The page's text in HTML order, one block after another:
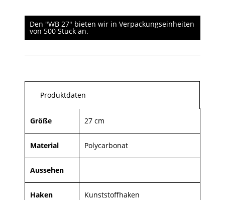
Den "WB 27" bieten wir in Verpackungseinheiten
von 500 Stück an.
Produktdaten
Größe 27 cm
Material Polycarbonat
Aussehen
Haken Kunststoffhaken